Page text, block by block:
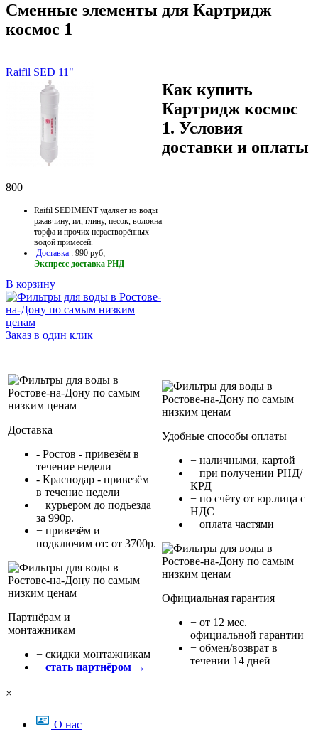
Сменные элементы для Картридж
космос 1
Raifil SED 11"
800
Raifil SEDIMENT удаляет из воды
ржавчину, ил, глину, песок, волокна
торфа и прочих нерастворённых
водой примесей.
Доставка : 990 руб;
Экспресс доставка РНД
В корзину
Заказ в один клик
Как купить
Картридж космос
1. Условия
доставки и оплаты
Доставка
- Ростов - привезём в
течение недели
- Краснодар - привезём
в течение недели
− курьером до подъезда
за 990р.
− привезём и
подключим от: от 3700р.
Партнёрам и
монтажникам
− cкидки монтажникам
− стать партнёром →
Удобные способы оплаты
− наличными, картой
− при получении РНД/
КРД
− по счёту от юр.лица с
НДС
− оплата частями
Официальная гарантия
− от 12 мес.
официальной гарантии
− обмен/возврат в
течении 14 дней
×
О нас